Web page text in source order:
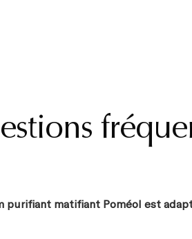
purifiant matifiant Poméol est